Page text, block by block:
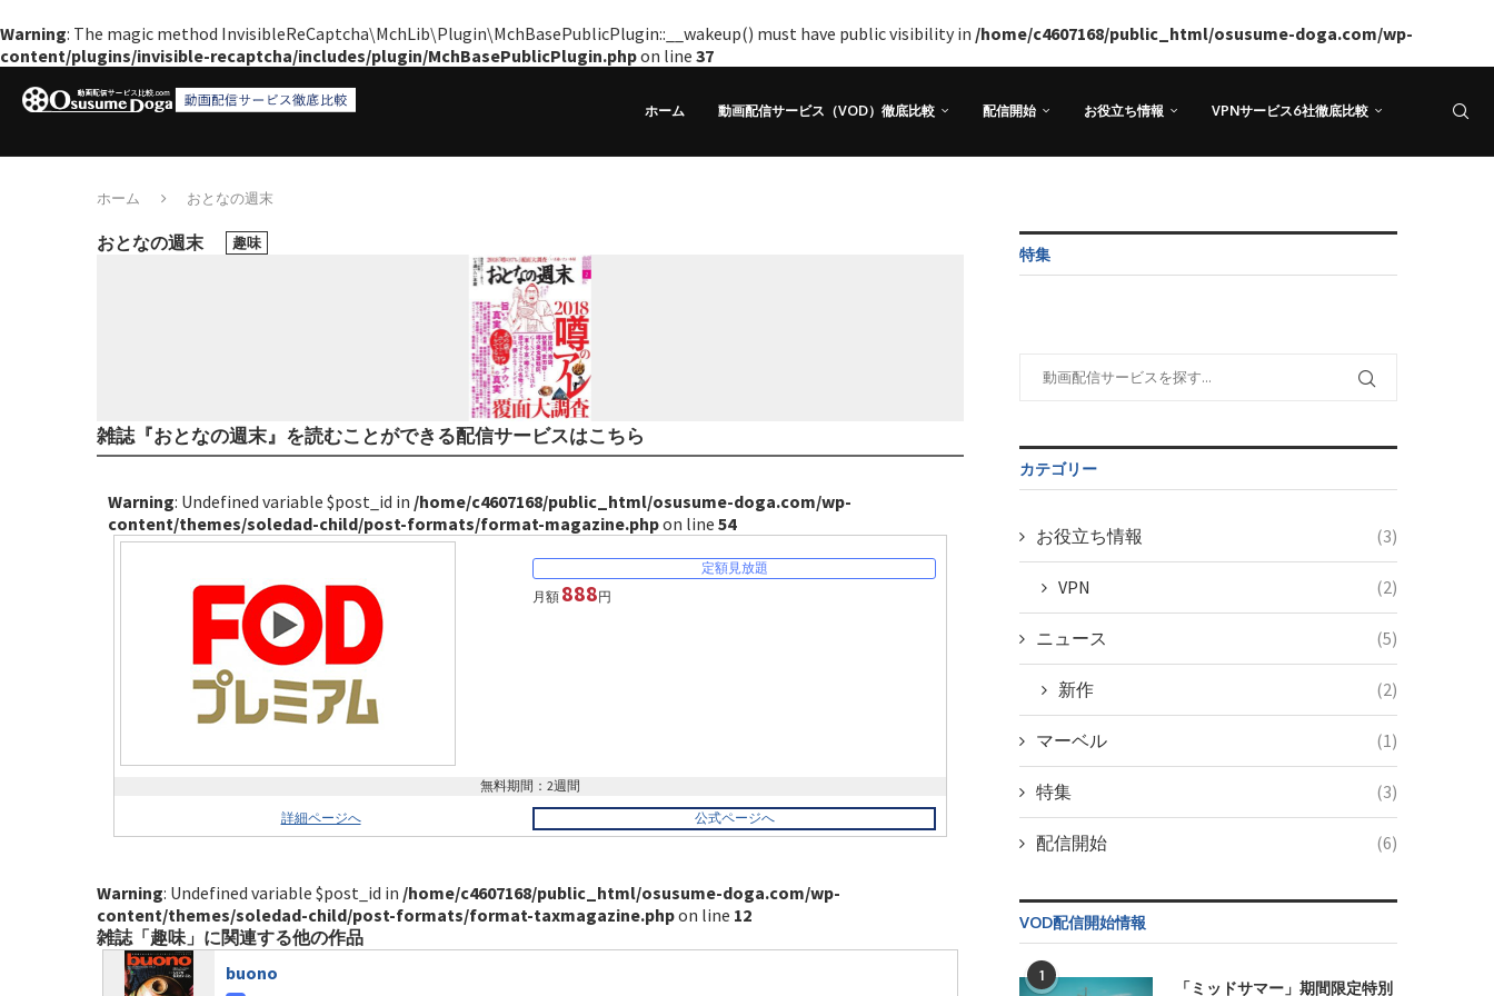
Warning: The magic method InvisibleReCaptcha\MchLib\Plugin\MchBasePublicPlugin::__wakeup() must have public visibility in /home/c4607168/public_html/osusume-doga.com/wp-
content/plugins/invisible-recaptcha/includes/plugin/MchBasePublicPlugin.phpon line 37
ホーム 動画配信サービス（VOD）徹底比較 配信開始 お役立ち情報 VPNサービス6社徹底比較
ホーム おとなの週末
おとなの週末 趣味
雑誌『おとなの週末』を読むことができる配信サービスはこちら
Warning: Undefined variable $post_id in /home/c4607168/public_html/osusume-doga.com/wp-
content/themes/soledad-child/post-formats/format-magazine.phpon line 54
月額 888円
無料期間：2週間
詳細ページへ
公式ページへ
Warning: Undefined variable $post_id in /home/c4607168/public_html/osusume-doga.com/wp-
content/themes/soledad-child/post-formats/format-taxmagazine.phpon line 12
雑誌「趣味」に関連する他の作品
buono
特集
カテゴリー
お役立ち情報 (3)
VPN (2)
ニュース (5)
新作 (2)
マーベル (1)
特集 (3)
配信開始 (6)
VOD配信開始情報
1
「ミッドサマー」期間限定特別